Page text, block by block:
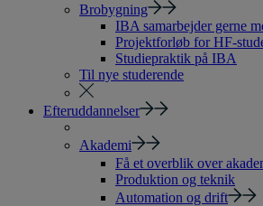
Brobygning
IBA samarbejder gerne
Projektforløb for HF-
Studiepraktik på IBA
Til nye studerende
Efteruddannelser
Akademi
Få et overblik over
Produktion og teknik
Automation og drift